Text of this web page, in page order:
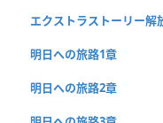
エクストラストーリー解
明日への旅路1章
明日への旅路2章